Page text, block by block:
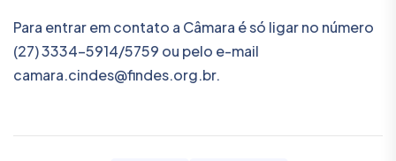
Para entrar em contato a Câmara é só ligar no número
(27) 3334-5914/5759 ou pelo e-mail
camara.cindes@findes.org.br.